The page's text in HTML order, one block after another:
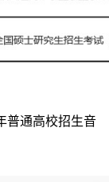
通高校招生音